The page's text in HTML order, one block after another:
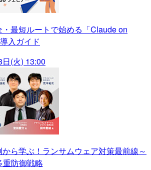
・最短ルートで始める「Claude on
入ガイド
(火) 13:00
から学ぶ！ランサムウェア対策最前線～
防御戦略